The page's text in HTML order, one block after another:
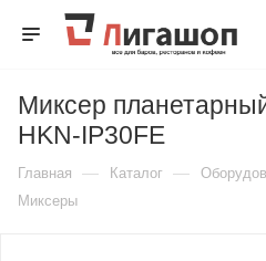
Миксер
HKN-IP30FE
Главная — Каталог —
Миксеры